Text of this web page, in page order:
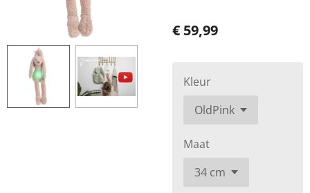
€ 59,99
Kleur
Maat